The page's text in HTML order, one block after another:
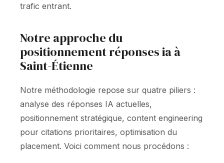
trafic entrant.
Notre approche du
positionnement réponses ia à
Saint-Étienne
Notre méthodologie repose sur quatre piliers :
analyse des réponses IA actuelles,
positionnement stratégique, content engineering
pour citations prioritaires, optimisation du
placement. Voici comment nous procédons :